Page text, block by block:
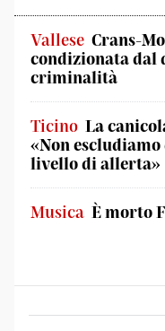
Vallese Crans-
condizionata dal
criminalità
Ticino La
«Non
livello di allerta»
Musica È morto